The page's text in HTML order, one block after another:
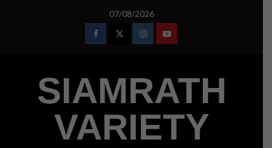
07/08/2026
FacebookTwitterInstagramYoutube
SIAMRATH
VARIETY